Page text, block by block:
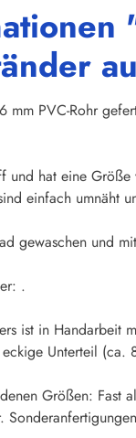
mm PVC-Rohr
und hat eine
einfach umnäht
gewaschen und
.
ist in
Unterteil
Größen: Fast